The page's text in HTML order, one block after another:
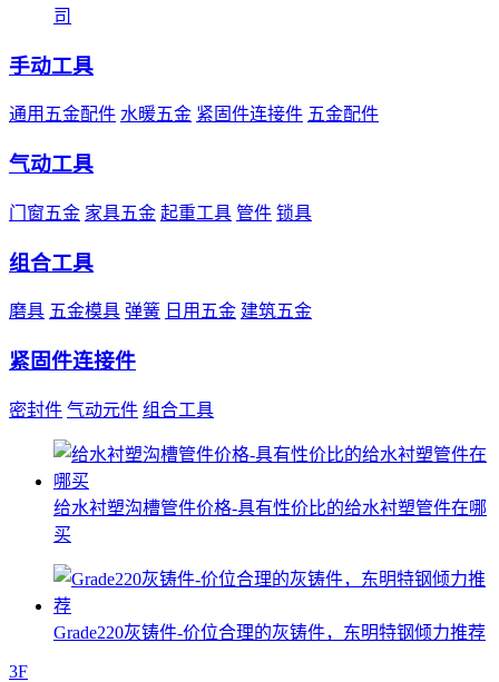
司
手动工具
通用五金配件 水暖五金 紧固件连接件 五金配件
气动工具
门窗五金 家具五金 起重工具 管件 锁具
组合工具
磨具 五金模具 弹簧 日用五金 建筑五金
紧固件连接件
密封件 气动元件 组合工具
给水衬塑沟槽管件价格-具有性价比的给水衬塑管件在哪
买
Grade220灰铸件-价位合理的灰铸件，东明特钢倾力推荐
3F